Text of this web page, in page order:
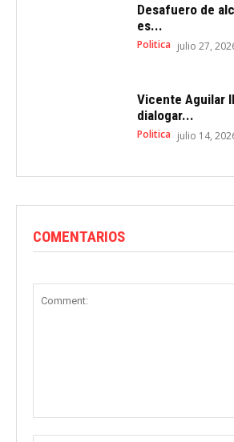
Desafuero de
es...
Politica julio 27,
Vicente Aguilar
dialogar...
Politica julio 14,
COMENTARIOS